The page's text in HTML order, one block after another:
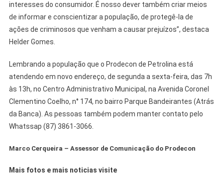
interesses do consumidor. É nosso dever também criar meios
de informar e conscientizar a população, de protegê-la de
ações de criminosos que venham a causar prejuízos”, destaca
Helder Gomes.
Lembrando a população que o Prodecon de Petrolina está
atendendo em novo endereço, de segunda a sexta-feira, das 7h
às 13h, no Centro Administrativo Municipal, na Avenida Coronel
Clementino Coelho, n° 174, no bairro Parque Bandeirantes (Atrás
da Banca). As pessoas também podem manter contato pelo
Whatssap (87) 3861-3066.
Marco Cerqueira – Assessor de Comunicação do Prodecon
Mais fotos e mais noticias visite